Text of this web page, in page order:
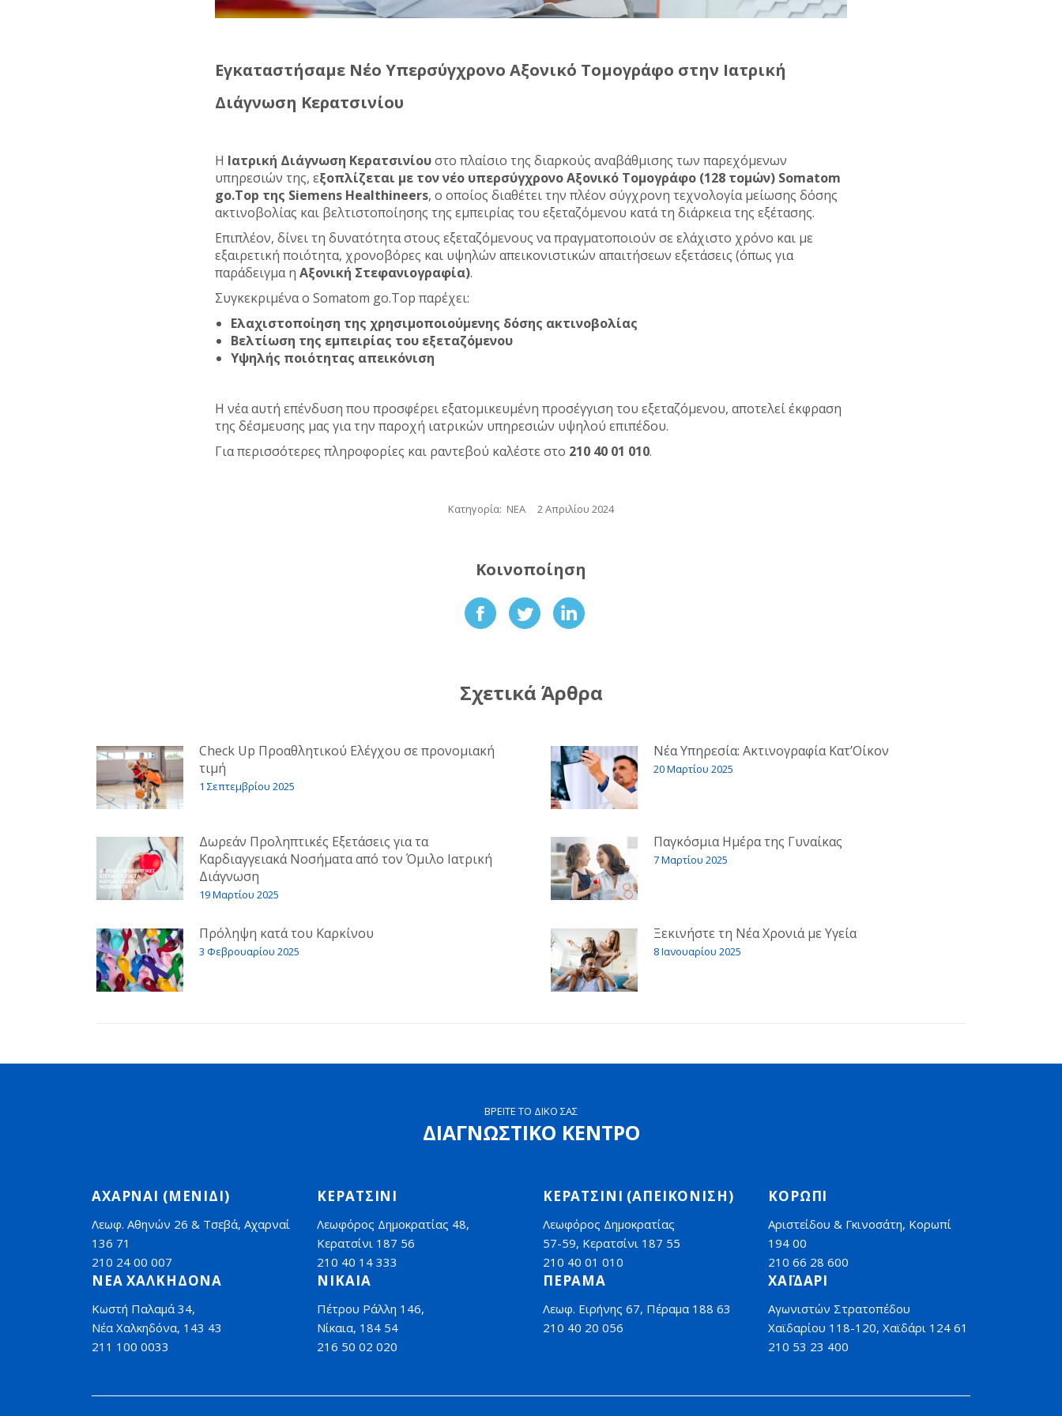
Εγκαταστήσαμε Νέο Υπερσύγχρονο Αξονικό Τομογράφο στην Ιατρική
Διάγνωση Κερατσινίου
Η Ιατρική Διάγνωση Κερατσινίουστο πλαίσιο της διαρκούς αναβάθμισης των παρεχόμενων
υπηρεσιών της, εξοπλίζεται με τον νέο υπερσύγχρονο Αξονικό Tομογράφο (128 τομών) Somatom
go.Top της Siemens Healthineers, ο οποίος διαθέτει την πλέον σύγχρονη τεχνολογία μείωσης δόσης
ακτινοβολίας και βελτιστοποίησης της εμπειρίας του εξεταζόμενου κατά τη διάρκεια της εξέτασης.
Επιπλέον, δίνει τη δυνατότητα στους εξεταζόμενους να πραγματοποιούν σε ελάχιστο χρόνο και με
εξαιρετική ποιότητα, χρονοβόρες και υψηλών απεικονιστικών απαιτήσεων εξετάσεις (όπως για
παράδειγμα η Αξονική Στεφανιογραφία).
Συγκεκριμένα ο Somatom go.Tοp παρέχει:
Ελαχιστοποίηση της χρησιμοποιούμενης δόσης ακτινοβολίας
Βελτίωση της εμπειρίας του εξεταζόμενου
Υψηλής ποιότητας απεικόνιση
Η νέα αυτή επένδυση που προσφέρει εξατομικευμένη προσέγγιση του εξεταζόμενου, αποτελεί έκφραση
της δέσμευσης μας για την παροχή ιατρικών υπηρεσιών υψηλού επιπέδου.
Για περισσότερες πληροφορίες και ραντεβού καλέστε στο 210 40 01 010.
Κατηγορία: ΝΕΑ 2 Απριλίου 2024
Κοινοποίηση
ShareShareShare
Σχετικά Άρθρα
Check Up Προαθλητικού Ελέγχου σε προνομιακή
τιμή
1 Σεπτεμβρίου 2025
Νέα Υπηρεσία: Ακτινογραφία Κατ’Οίκον
20 Μαρτίου 2025
Δωρεάν Προληπτικές Εξετάσεις για τα
Καρδιαγγειακά Νοσήματα από τον Όμιλο Ιατρική
Διάγνωση
19 Μαρτίου 2025
Παγκόσμια Ημέρα της Γυναίκας
7 Μαρτίου 2025
Πρόληψη κατά του Καρκίνου
3 Φεβρουαρίου 2025
Ξεκινήστε τη Νέα Χρονιά με Υγεία
8 Ιανουαρίου 2025
ΒΡΕΙΤΕ ΤΟ ΔΙΚΟ ΣΑΣ
ΔΙΑΓΝΩΣΤΙΚΟ ΚΕΝΤΡΟ
ΑΧΑΡΝΑΙ (ΜΕΝΙΔΙ)
Λεωφ. Αθηνών 26 & Τσεβά, Αχαρναί
136 71
210 24 00 007
ΚΕΡΑΤΣΙΝΙ
Λεωφόρος Δημοκρατίας 48,
Κερατσίνι 187 56
210 40 14 333
ΚΕΡΑΤΣΙΝΙ (ΑΠΕΙΚΟΝΙΣΗ)
Λεωφόρος Δημοκρατίας
57-59, Κερατσίνι 187 55
210 40 01 010
ΚΟΡΩΠΙ
Αριστείδου & Γκινοσάτη, Κορωπί
194 00
210 66 28 600
ΝΕΑ ΧΑΛΚΗΔΟΝΑ
Κωστή Παλαμά 34,
Νέα Χαλκηδόνα, 143 43
211 100 0033
ΝΙΚΑΙΑ
Πέτρου Ράλλη 146,
Νίκαια, 184 54
216 50 02 020
ΠΕΡΑΜΑ
Λεωφ. Ειρήνης 67, Πέραμα 188 63
210 40 20 056
ΧΑΪΔΑΡΙ
Αγωνιστών Στρατοπέδου
Χαϊδαρίου 118-120, Χαϊδάρι 124 61
210 53 23 400